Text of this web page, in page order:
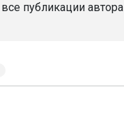
публикации автора